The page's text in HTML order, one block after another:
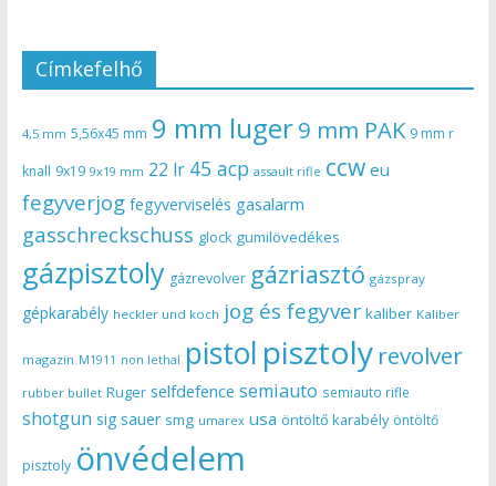
Címkefelhő
4,5 mm 5,56x45 mm 9 mm luger9 mm PAK 9 mm r
knall 9x19 9x19 mm 22 lr 45 acp assault rifle ccw eu
fegyverjog fegyverviselés gasalarm
gasschreckschuss glock gumilövedékes
gázpisztoly gázrevolver gázriasztó gázspray
gépkarabély heckler und koch jog és fegyver kaliber Kaliber
magazin M1911 non lethal pistol pisztoly revolver
rubber bullet Ruger selfdefence semiauto semiauto rifle
shotgun sig sauer smg umarex usa öntöltő karabély öntöltő
pisztoly önvédelem